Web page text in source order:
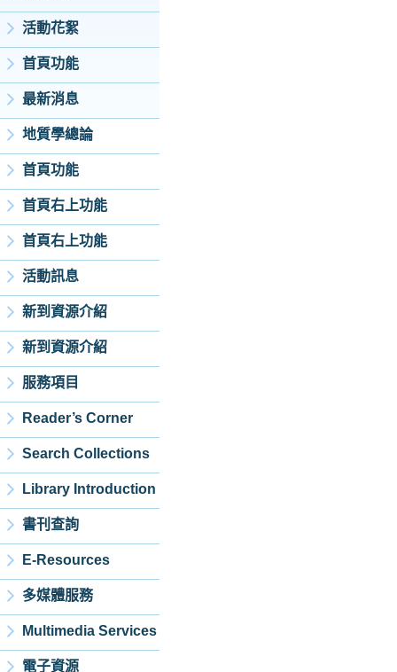
活動花絮
首頁功能
最新消息
地質學總論
首頁功能
首頁右上功能
首頁右上功能
活動訊息
新到資源介紹
新到資源介紹
服務項目
Reader’s Corner
Search Collections
Library Introduction
書刊查詢
E-Resources
多媒體服務
Multimedia Services
電子資源